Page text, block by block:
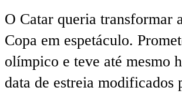
O Catar queria transformar
Copa em espetáculo.
olímpico e teve até mesmo
data de estreia modificados